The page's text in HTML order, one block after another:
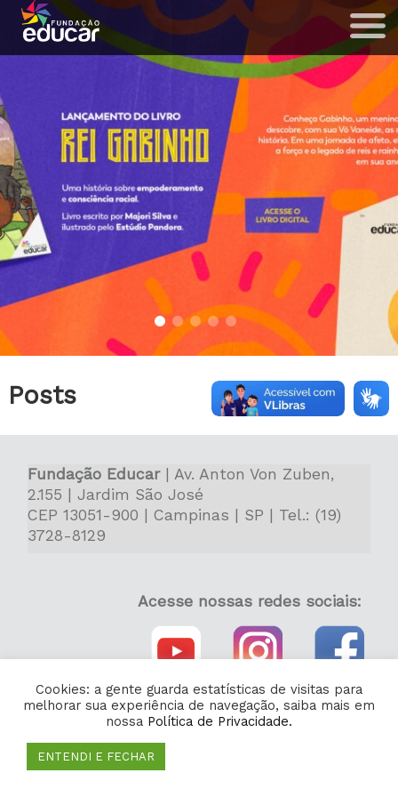
Posts
Fundação Educar| Av. Anton Von Zuben,
2.155 | Jardim São José
CEP 13051-900 | Campinas | SP | Tel.: (19)
3728-8129
Acesse nossas redes sociais:
Cookies: a gente guarda estatísticas de visitas para
melhorar sua experiência de navegação, saiba mais em
nossa Política de Privacidade.
ENTENDI E FECHAR